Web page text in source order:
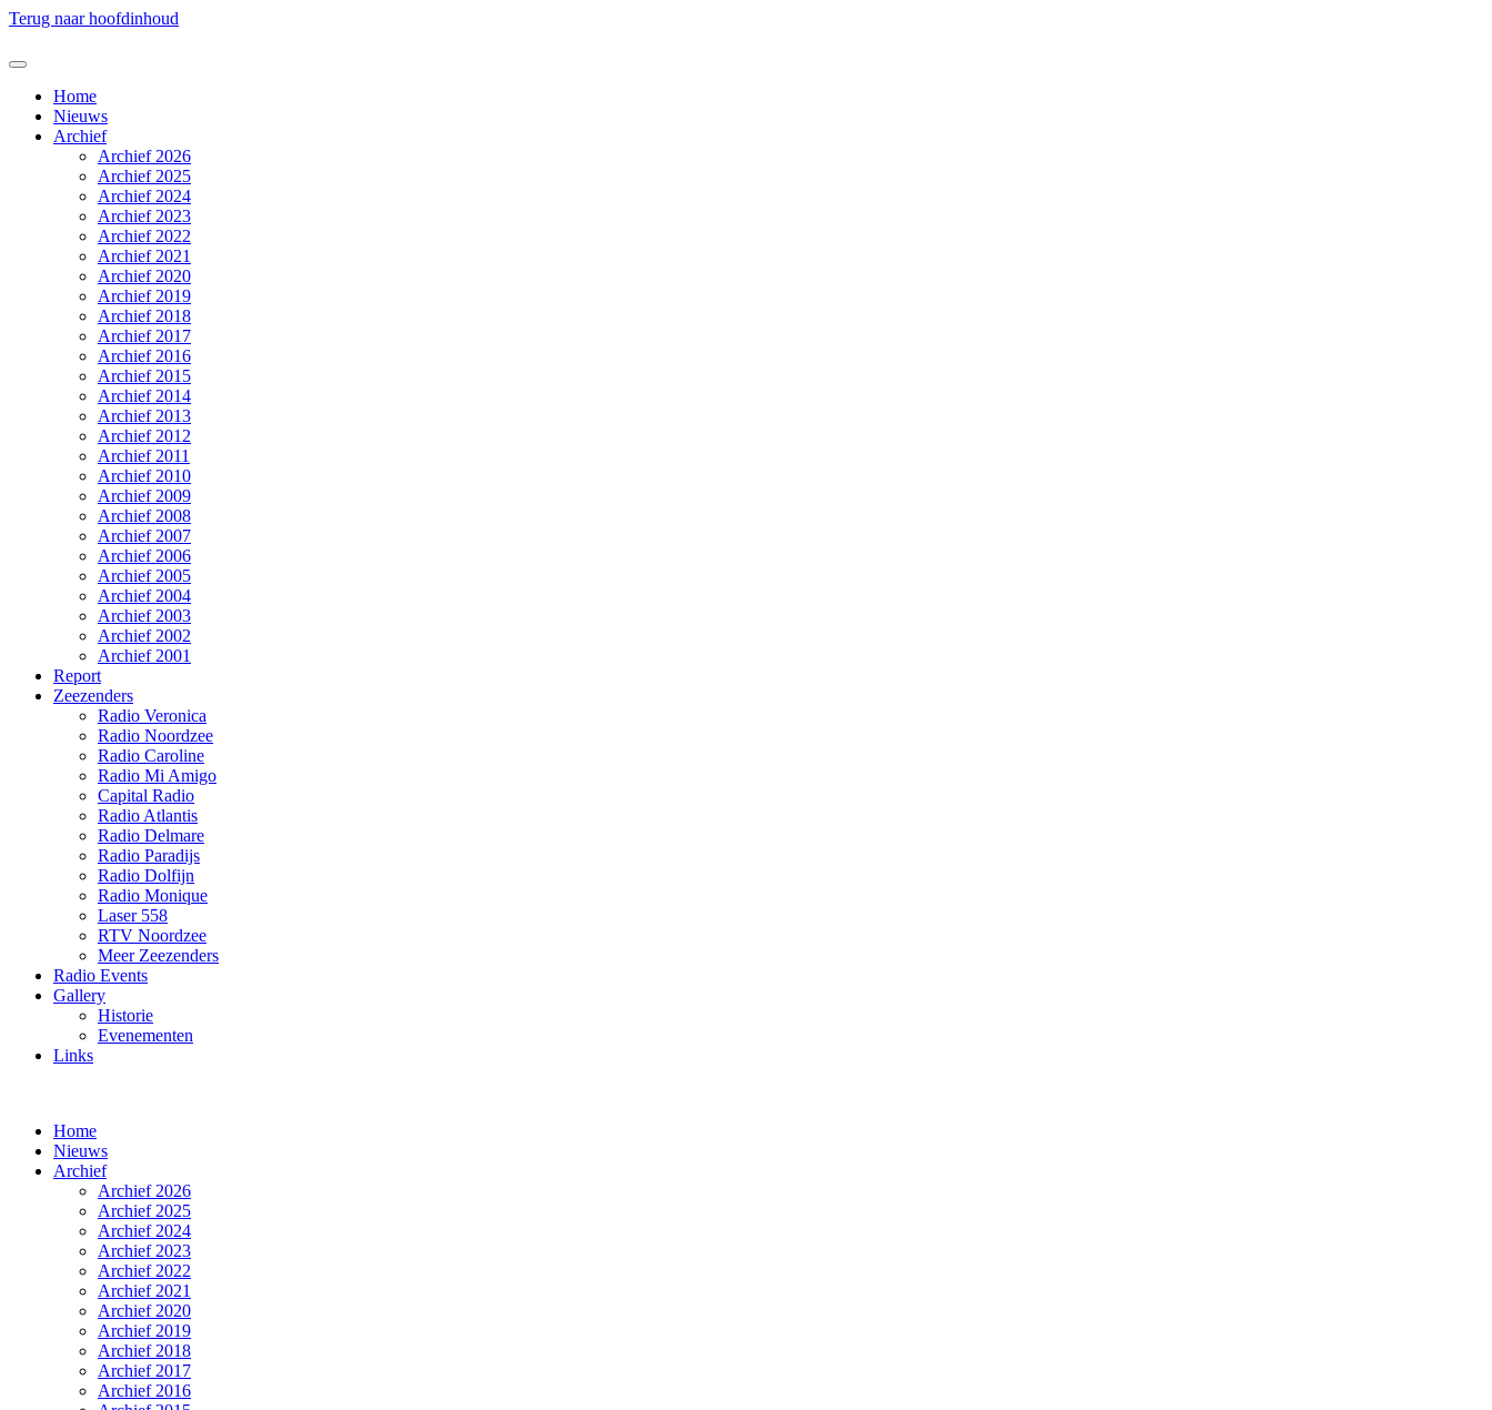
Terug naar hoofdinhoud
Home
Nieuws
Archief
Archief 2026
Archief 2025
Archief 2024
Archief 2023
Archief 2022
Archief 2021
Archief 2020
Archief 2019
Archief 2018
Archief 2017
Archief 2016
Archief 2015
Archief 2014
Archief 2013
Archief 2012
Archief 2011
Archief 2010
Archief 2009
Archief 2008
Archief 2007
Archief 2006
Archief 2005
Archief 2004
Archief 2003
Archief 2002
Archief 2001
Report
Zeezenders
Radio Veronica
Radio Noordzee
Radio Caroline
Radio Mi Amigo
Capital Radio
Radio Atlantis
Radio Delmare
Radio Paradijs
Radio Dolfijn
Radio Monique
Laser 558
RTV Noordzee
Meer Zeezenders
Radio Events
Gallery
Historie
Evenementen
Links
Home
Nieuws
Archief
Archief 2026
Archief 2025
Archief 2024
Archief 2023
Archief 2022
Archief 2021
Archief 2020
Archief 2019
Archief 2018
Archief 2017
Archief 2016